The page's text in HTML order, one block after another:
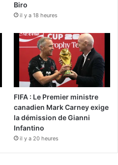
Biro
il y a 18 heures
FIFA : Le Premier ministre
canadien Mark Carney exige
la démission de Gianni
Infantino
il y a 20 heures